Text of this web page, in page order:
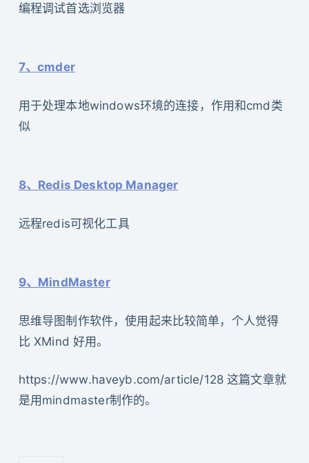
编程调试首选浏览器
7、cmder
用于处理本地windows环境的连接，作用和cmd类
似
8、Redis Desktop Manager
远程redis可视化工具
9、MindMaster
思维导图制作软件，使用起来比较简单，个人觉得
比 XMind 好用。
https://www.haveyb.com/article/128 这篇文章就
是用mindmaster制作的。